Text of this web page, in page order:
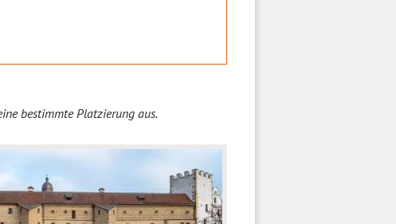
bestimmte Platzierung aus.